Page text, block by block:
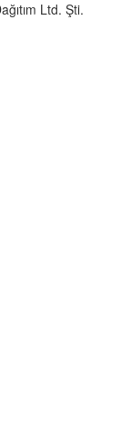
Ltd. Şti.